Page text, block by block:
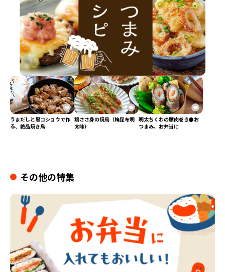
うまだしと黒コショウで作
る、絶品焼き鳥
鶏ささ身の焼鳥（梅昆布明
太味）
明太ちくわの豚肉巻き●お
つまみ、お弁当に
その他の特集